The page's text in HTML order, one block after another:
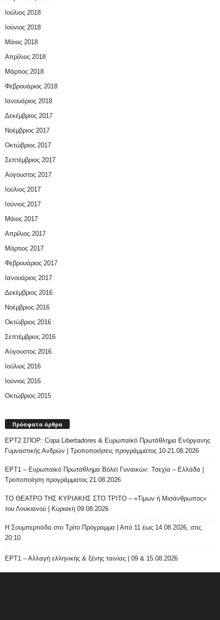
Ιούλιος 2018
Ιούνιος 2018
Μάιος 2018
Απρίλιος 2018
Μάρτιος 2018
Φεβρουάριος 2018
Ιανουάριος 2018
Δεκέμβριος 2017
Νοέμβριος 2017
Οκτώβριος 2017
Σεπτέμβριος 2017
Αύγουστος 2017
Ιούλιος 2017
Ιούνιος 2017
Μάιος 2017
Απρίλιος 2017
Μάρτιος 2017
Φεβρουάριος 2017
Ιανουάριος 2017
Δεκέμβριος 2016
Νοέμβριος 2016
Οκτώβριος 2016
Σεπτέμβριος 2016
Αύγουστος 2016
Ιούλιος 2016
Ιούνιος 2016
Οκτώβριος 2015
Πρόσφατα άρθρα
ΕΡΤ2 ΣΠΟΡ: Copa Libertadores & Ευρωπαϊκό Πρωτάθλημα Ενόργανης
Γυμναστικής Ανδρών | Τροποποιήσεις προγράμματος 10-21.08.2026
ΕΡΤ1 – Ευρωπαϊκό Πρωτάθλημα Βόλεϊ Γυναικών: Τσεχία – Ελλάδα |
Τροποποίηση προγράμματος 21.08.2026
ΤΟ ΘΕΑΤΡΟ ΤΗΣ ΚΥΡΙΑΚΗΣ ΣΤΟ ΤΡΙΤΟ – «Τίμων ή Μισάνθρωπος»
του Λουκιανού | Κυριακή 09.08.2026
H Σουμπερτιάδα στο Τρίτο Πρόγραμμα | Από 11 έως 14.08.2026, στις
20:10
ΕΡΤ1 – Αλλαγή ελληνικής & ξένης ταινίας | 09 & 15.08.2026